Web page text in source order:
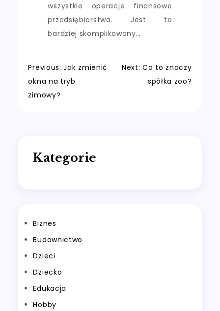
wszystkie operacje finansowe
przedsiębiorstwa. Jest to
bardziej skomplikowany…
Nawigacja
wpisu
Previous: Jak zmienić
okna na tryb
zimowy?
Next: Co to znaczy
spółka zoo?
Kategorie
Biznes
Budownictwo
Dzieci
Dziecko
Edukacja
Hobby